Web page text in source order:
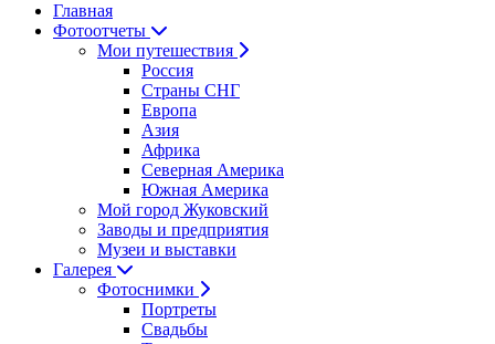
Главная
Фотоотчеты
Мои путешествия
Россия
Страны СНГ
Европа
Азия
Африка
Северная Америка
Южная Америка
Мой город Жуковский
Заводы и предприятия
Музеи и выставки
Галерея
Фотоснимки
Портреты
Свадьбы